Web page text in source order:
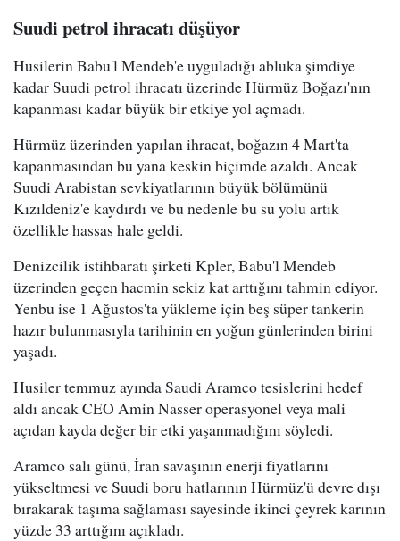
Suudi petrol ihracatı düşüyor
Husilerin Babu'l Mendeb'e uyguladığı abluka şimdiye
kadar Suudi petrol ihracatı üzerinde Hürmüz Boğazı'nın
kapanması kadar büyük bir etkiye yol açmadı.
Hürmüz üzerinden yapılan ihracat, boğazın 4 Mart'ta
kapanmasından bu yana keskin biçimde azaldı. Ancak
Suudi Arabistan sevkiyatlarının büyük bölümünü
Kızıldeniz'e kaydırdı ve bu nedenle bu su yolu artık
özellikle hassas hale geldi.
Denizcilik istihbaratı şirketi Kpler, Babu'l Mendeb
üzerinden geçen hacmin sekiz kat arttığını tahmin ediyor.
Yenbu ise 1 Ağustos'ta yükleme için beş süper tankerin
hazır bulunmasıyla tarihinin en yoğun günlerinden birini
yaşadı.
Husiler temmuz ayında Saudi Aramco tesislerini hedef
aldı ancak CEO Amin Nasser operasyonel veya mali
açıdan kayda değer bir etki yaşanmadığını söyledi.
Aramco salı günü, İran savaşının enerji fiyatlarını
yükseltmesi ve Suudi boru hatlarının Hürmüz'ü devre dışı
bırakarak taşıma sağlaması sayesinde ikinci çeyrek karının
yüzde 33 arttığını açıkladı.